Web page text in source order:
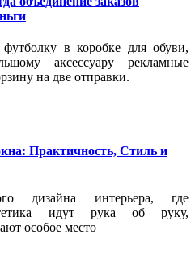
в коробке для обуви,
аксессуару рекламные
на две отправки.
Практичность, Стиль и
дизайна интерьера, где
идут рука об руку,
особое место